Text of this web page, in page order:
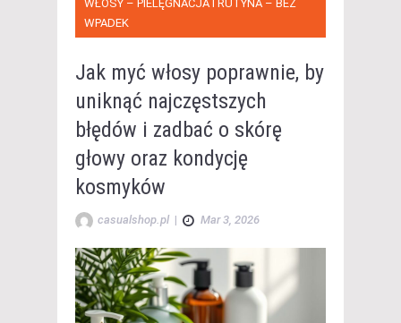
WŁOSY – PIELĘGNACJA I RUTYNA – BEZ
WPADEK
Jak myć włosy poprawnie, by
uniknąć najczęstszych
błędów i zadbać o skórę
głowy oraz kondycję
kosmyków
casualshop.pl | Mar 3, 2026